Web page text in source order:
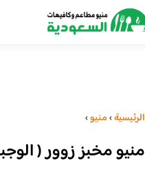
الرئيسية›منيو›
منيو مخبز زوور (